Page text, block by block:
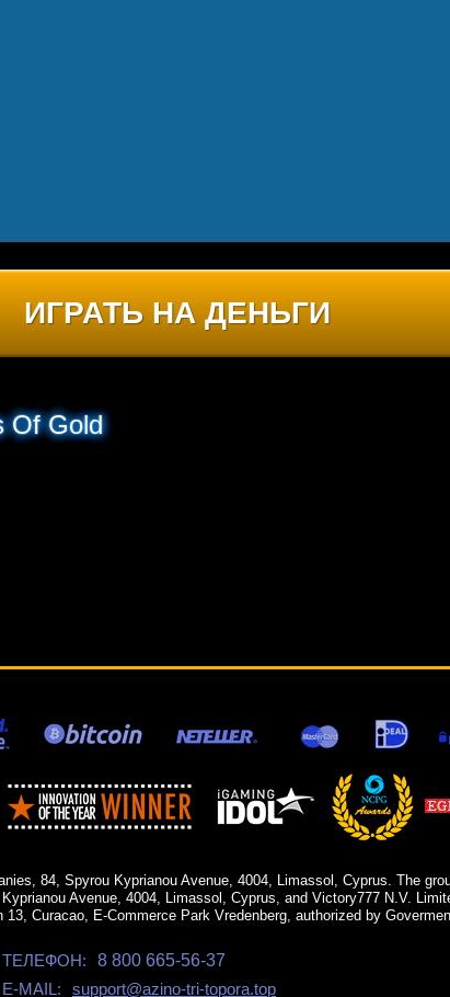
ИГРАТЬ НА ДЕНЬГИ
Of Gold
84, Spyrou Kyprianou Avenue, 4004, Limassol, Cyprus. The
Avenue, 4004, Limassol, Cyprus, and Victory777 N.V.
Curacao, E-Commerce Park Vredenberg, authorized by
ТЕЛЕФОН:
8 800 665-56-37
E-MAIL:
support@azino-tri-topora.top